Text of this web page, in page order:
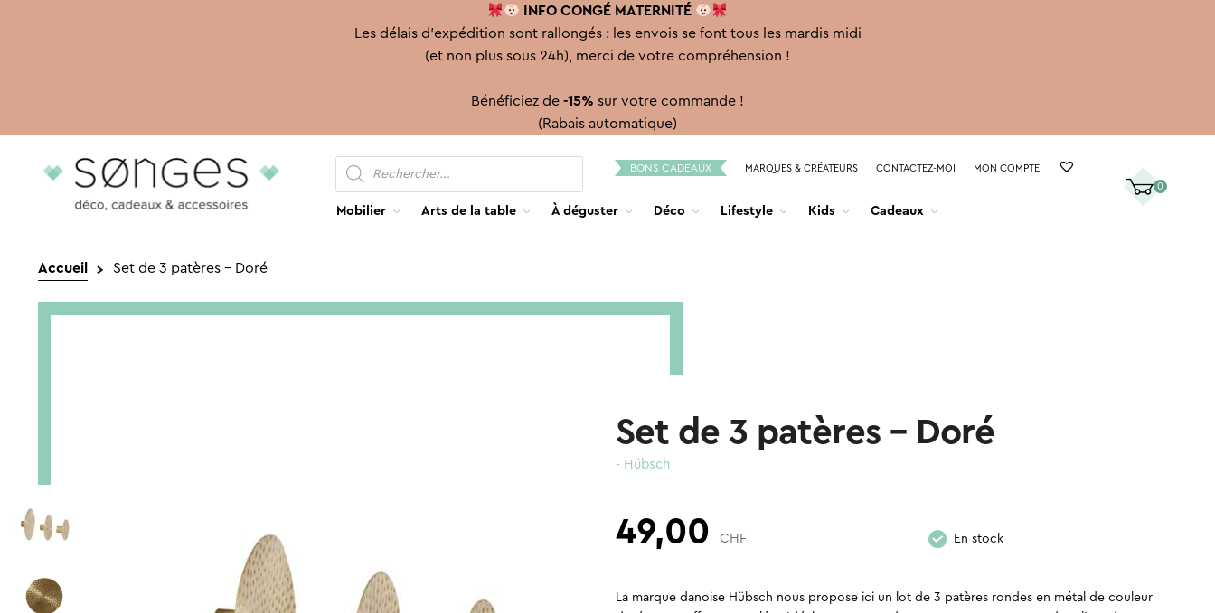
INFO CONGÉ MATERNITÉ
Les délais d'expédition sont rallongés : les envois se font tous les mardis midi
(et non plus sous 24h), merci de votre compréhension !
Bénéficiez de -15% sur votre commande !
(Rabais automatique)
Aller
Aller
contenu
Recherche
de
produits
BONS CADEAUX MARQUES & CRÉATEURS CONTACTEZ-MOI MON COMPTE
Mobilier Arts de la table À déguster Déco Lifestyle Kids Cadeaux
0
Accueil Set de 3 patères – Doré
Set de 3 patères – Doré
- Hübsch
49,00CHF En stock
La marque danoise Hübsch nous propose ici un lot de 3 patères rondes en métal de couleur